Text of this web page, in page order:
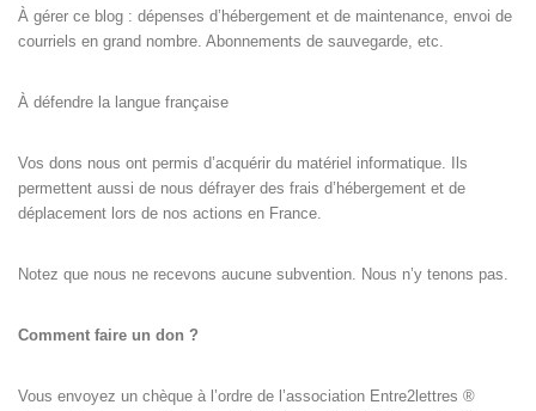
À gérer ce blog : dépenses d’hébergement et de maintenance, envoi de
courriels en grand nombre. Abonnements de sauvegarde, etc.
À défendre la langue française
Vos dons nous ont permis d’acquérir du matériel informatique. Ils
permettent aussi de nous défrayer des frais d’hébergement et de
déplacement lors de nos actions en France.
Notez que nous ne recevons aucune subvention. Nous n’y tenons pas.
Comment faire un don ?
Vous envoyez un chèque à l’ordre de l’association Entre2lettres ®